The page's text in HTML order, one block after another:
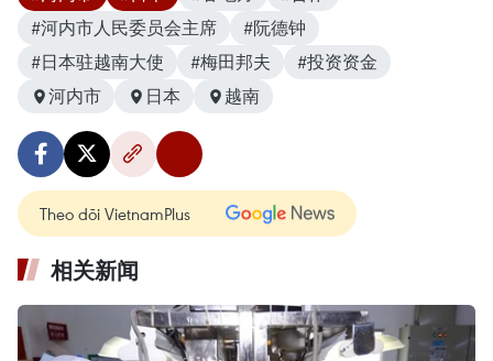
#河内市人民委员会主席
#阮德钟
#日本驻越南大使
#梅田邦夫
#投资资金
河内市
日本 越南
Theo dõi VietnamPlus
相关新闻